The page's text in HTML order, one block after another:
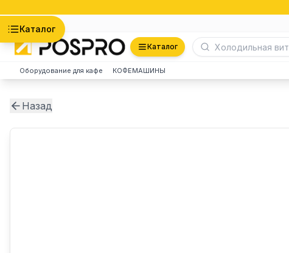
Каталог
Каталог
Оборудование для кафе КОФЕМАШИНЫ
Назад